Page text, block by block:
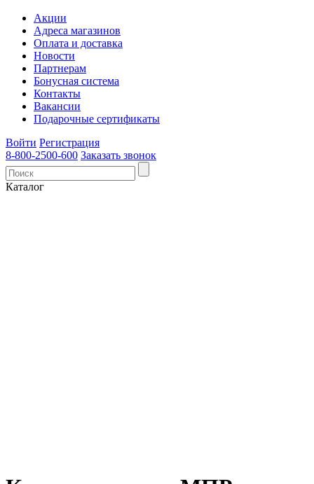
Акции
Адреса магазинов
Оплата и доставка
Новости
Партнерам
Бонусная система
Контакты
Вакансии
Подарочные сертификаты
Войти Регистрация
8-800-2500-600 Заказать звонок
Каталог